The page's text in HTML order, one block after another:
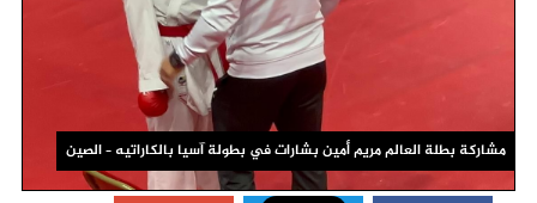
مشاركة بطلة العالم مريم أمين بشارات في بطولة آسيا بالكاراتيه – الصين